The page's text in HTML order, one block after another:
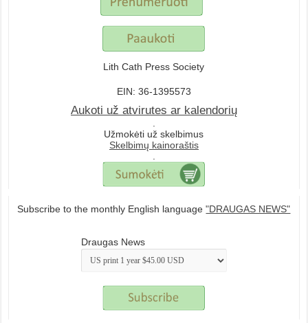
Lith Cath Press Society
EIN: 36-1395573
Aukoti už atvirutes ar kalendorių
.
Užmokėti už skelbimus
Skelbimų kainoraštis
.
Subscribe to the monthly English language"DRAUGAS NEWS"
Draugas News